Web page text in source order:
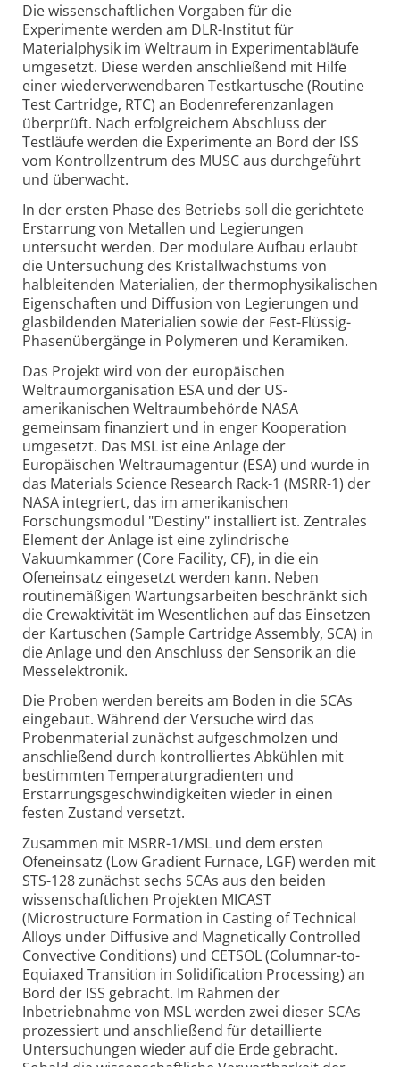
Die wissenschaftlichen Vorgaben für die
Experimente werden am DLR-Institut für
Materialphysik im Weltraum in Experimentabläufe
umgesetzt. Diese werden anschließend mit Hilfe
einer wiederverwendbaren Testkartusche (Routine
Test Cartridge, RTC) an Bodenreferenzanlagen
überprüft. Nach erfolgreichem Abschluss der
Testläufe werden die Experimente an Bord der ISS
vom Kontrollzentrum des MUSC aus durchgeführt
und überwacht.
In der ersten Phase des Betriebs soll die gerichtete
Erstarrung von Metallen und Legierungen
untersucht werden. Der modulare Aufbau erlaubt
die Untersuchung des Kristallwachstums von
halbleitenden Materialien, der thermophysikalischen
Eigenschaften und Diffusion von Legierungen und
glasbildenden Materialien sowie der Fest-Flüssig-
Phasenübergänge in Polymeren und Keramiken.
Das Projekt wird von der europäischen
Weltraumorganisation ESA und der US-
amerikanischen Weltraumbehörde NASA
gemeinsam finanziert und in enger Kooperation
umgesetzt. Das MSL ist eine Anlage der
Europäischen Weltraumagentur (ESA) und wurde in
das Materials Science Research Rack-1 (MSRR-1) der
NASA integriert, das im amerikanischen
Forschungsmodul "Destiny" installiert ist. Zentrales
Element der Anlage ist eine zylindrische
Vakuumkammer (Core Facility, CF), in die ein
Ofeneinsatz eingesetzt werden kann. Neben
routinemäßigen Wartungsarbeiten beschränkt sich
die Crewaktivität im Wesentlichen auf das Einsetzen
der Kartuschen (Sample Cartridge Assembly, SCA) in
die Anlage und den Anschluss der Sensorik an die
Messelektronik.
Die Proben werden bereits am Boden in die SCAs
eingebaut. Während der Versuche wird das
Probenmaterial zunächst aufgeschmolzen und
anschließend durch kontrolliertes Abkühlen mit
bestimmten Temperaturgradienten und
Erstarrungsgeschwindigkeiten wieder in einen
festen Zustand versetzt.
Zusammen mit MSRR-1/MSL und dem ersten
Ofeneinsatz (Low Gradient Furnace, LGF) werden mit
STS-128 zunächst sechs SCAs aus den beiden
wissenschaftlichen Projekten MICAST
(Microstructure Formation in Casting of Technical
Alloys under Diffusive and Magnetically Controlled
Convective Conditions) und CETSOL (Columnar-to-
Equiaxed Transition in Solidification Processing) an
Bord der ISS gebracht. Im Rahmen der
Inbetriebnahme von MSL werden zwei dieser SCAs
prozessiert und anschließend für detaillierte
Untersuchungen wieder auf die Erde gebracht.